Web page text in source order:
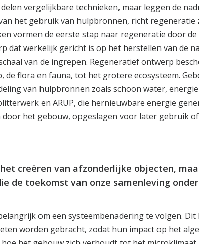
vergelijkbare technieken, maar leggen de
het gebruik van hulpbronnen, richt regeneratie
vormen de eerste stap naar regeneratie door
werkelijk gericht is op het herstellen van de
van de ingrepen. Regeneratief ontwerp
flora en fauna, tot het grotere ecosysteem.
van hulpbronnen zoals schoon water, energie
en ARUP, die hernieuwbare energie
het gebouw, opgeslagen voor later gebruik
creëren van afzonderlijke objecten,
de toekomst van onze samenleving
om een systeembenadering te volgen. Dit
worden gebracht, zodat hun impact op het